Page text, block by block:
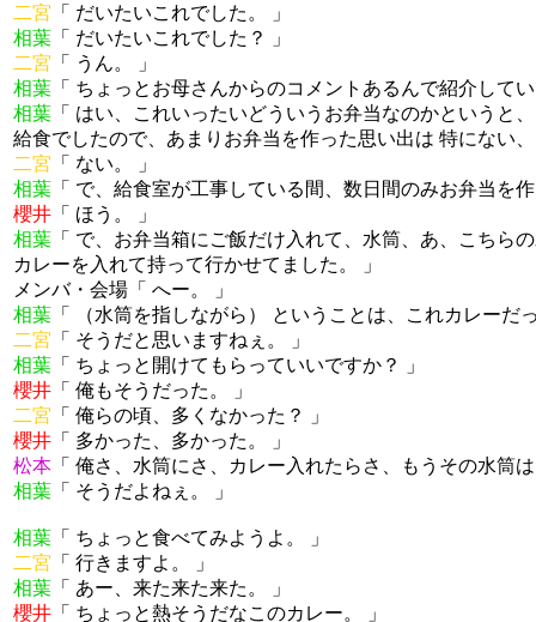
二宮 「 だいたいこれでした。 」
相葉 「 だいたいこれでした？ 」
二宮 「 うん。 」
相葉 「 ちょっとお母さんからのコメントあるんで紹介して
相葉 「 はい、これいったいどういうお弁当なのかというと
給食でしたので、あまりお弁当を作った思い出は 特にない
二宮 「 ない。 」
相葉 「 で、給食室が工事している間、数日間のみお弁当を
櫻井 「 ほう。 」
相葉 「 で、お弁当箱にご飯だけ入れて、水筒、あ、こちら
カレーを入れて持って行かせてました。 」
メンバ・会場「 へー。 」
相葉 「 （水筒を指しながら） ということは、これカレーだ
二宮 「 そうだと思いますねぇ。 」
相葉 「 ちょっと開けてもらっていいですか？ 」
櫻井 「 俺もそうだった。 」
二宮 「 俺らの頃、多くなかった？ 」
櫻井 「 多かった、多かった。 」
松本 「 俺さ、水筒にさ、カレー入れたらさ、もうその水筒
相葉 「 そうだよねぇ。 」
相葉 「 ちょっと食べてみようよ。 」
二宮 「 行きますよ。 」
相葉 「 あー、来た来た来た。 」
櫻井 「 ちょっと熱そうだなこのカレー。 」